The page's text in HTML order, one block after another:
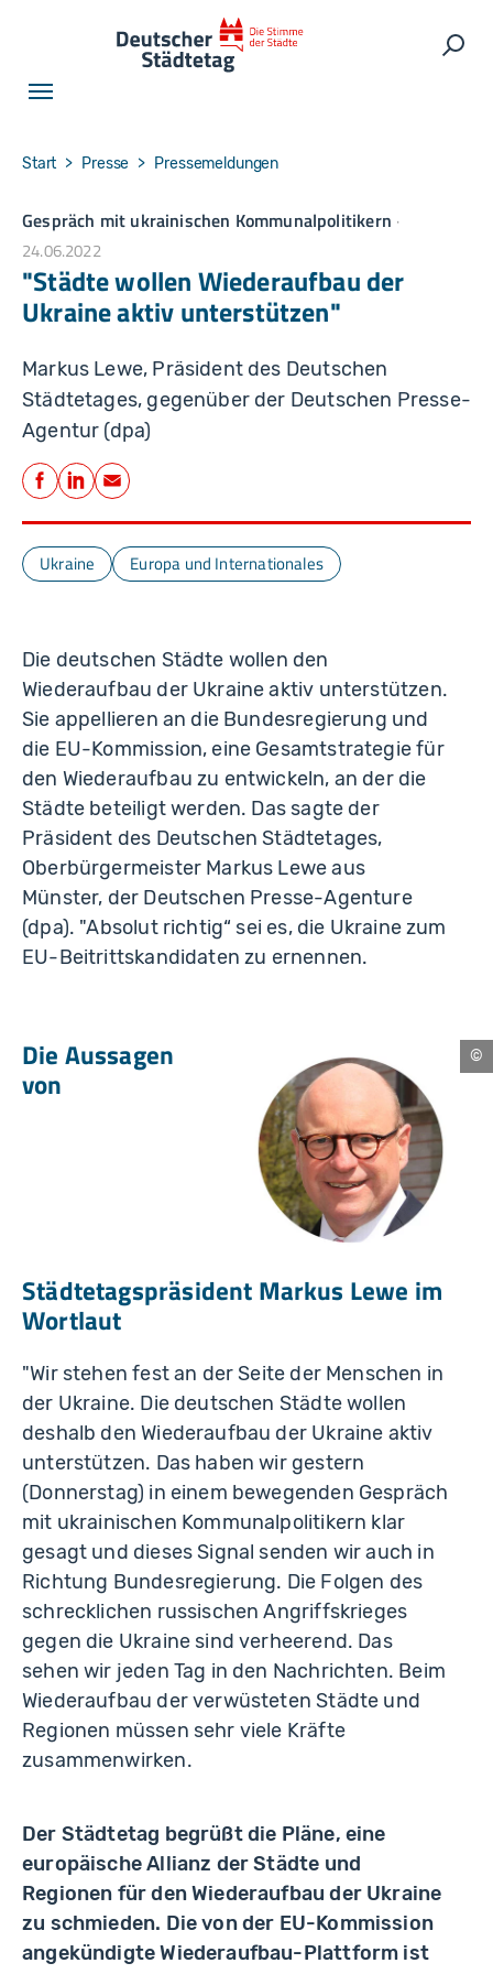
You are here:
Start Presse Pressemeldungen
Gespräch mit ukrainischen Kommunalpolitikern
24.06.2022
"Städte wollen Wiederaufbau der
Ukraine aktiv unterstützen"
Markus Lewe, Präsident des Deutschen
Städtetages, gegenüber der Deutschen Presse-
Agentur (dpa)
Teilen
Facebook
LinkedIn
E-Mail
Ukraine Europa und Internationales
Die deutschen Städte wollen den
Wiederaufbau der Ukraine aktiv unterstützen.
Sie appellieren an die Bundesregierung und
die EU-Kommission, eine Gesamtstrategie für
den Wiederaufbau zu entwickeln, an der die
Städte beteiligt werden. Das sagte der
Präsident des Deutschen Städtetages,
Oberbürgermeister Markus Lewe aus
Münster, der Deutschen Presse-Agenture
(dpa). "Absolut richtig“ sei es, die Ukraine zum
EU-Beitrittskandidaten zu ernennen.
Die Aussagen
von
Städtetagspräsident Markus Lewe im
Wortlaut
"Wir stehen fest an der Seite der Menschen in
der Ukraine. Die deutschen Städte wollen
deshalb den Wiederaufbau der Ukraine aktiv
unterstützen. Das haben wir gestern
(Donnerstag) in einem bewegenden Gespräch
mit ukrainischen Kommunalpolitikern klar
gesagt und dieses Signal senden wir auch in
Richtung Bundesregierung. Die Folgen des
schrecklichen russischen Angriffskrieges
gegen die Ukraine sind verheerend. Das
sehen wir jeden Tag in den Nachrichten. Beim
Wiederaufbau der verwüsteten Städte und
Regionen müssen sehr viele Kräfte
zusammenwirken.
Der Städtetag begrüßt die Pläne, eine
europäische Allianz der Städte und
Regionen für den Wiederaufbau der Ukraine
zu schmieden. Die von der EU-Kommission
angekündigte Wiederaufbau-Plattform ist